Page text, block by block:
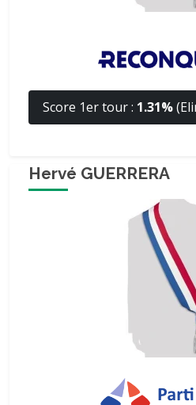
Score 1er tour : 1.31%
Hervé GUERRERA